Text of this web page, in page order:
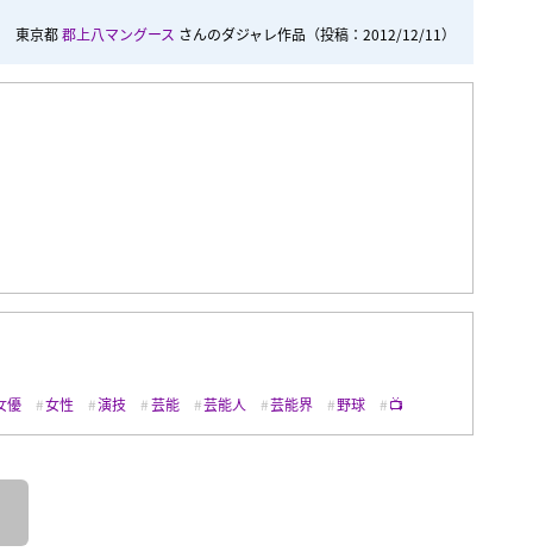
東京都郡上八マングース さんのダジャレ作品 （投稿：2012/12/11）
優 女性 演技 芸能 芸能人 芸能界 野球 📺